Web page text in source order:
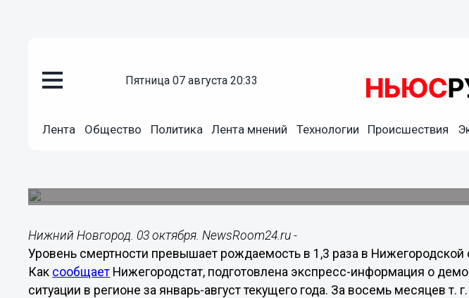
пятница 07 августа 20:33
Лента Общество Политика Лента мнений Технологии Происшествия
Уровень смертности превышает рождаемость в
Нижний Новгород. 03 октября. NewsRoom24.ru -
Уровень смертности превышает рождаемость в 1,3 раза в Нижегородской
Как сообщает Нижегородстат, подготовлена экспресс-информация о
ситуации в регионе за январь-август текущего года. За восемь месяцев т.